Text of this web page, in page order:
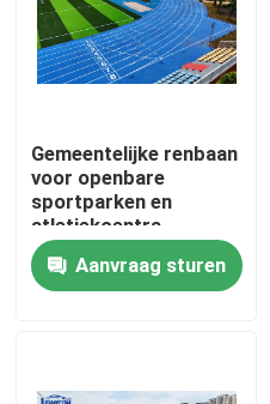
Huis
Producten
Over Ons
Gemeentelijke renbaan
voor openbare
sportparken en
atletiekcentra
Aanvraag sturen